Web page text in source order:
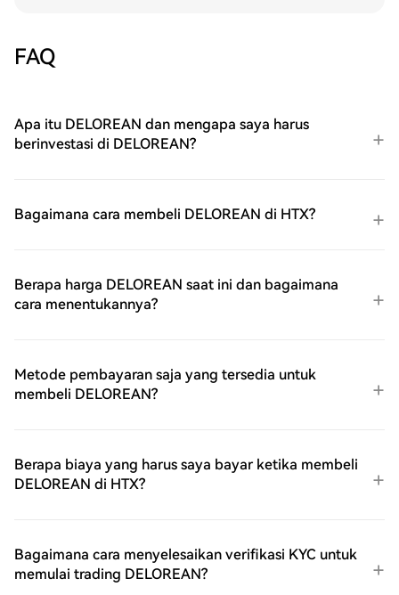
FAQ
Apa itu DELOREAN dan mengapa saya harus
berinvestasi di DELOREAN?
Bagaimana cara membeli DELOREAN di HTX?
Berapa harga DELOREAN saat ini dan bagaimana
cara menentukannya?
Metode pembayaran saja yang tersedia untuk
membeli DELOREAN?
Berapa biaya yang harus saya bayar ketika membeli
DELOREAN di HTX?
Bagaimana cara menyelesaikan verifikasi KYC untuk
memulai trading DELOREAN?